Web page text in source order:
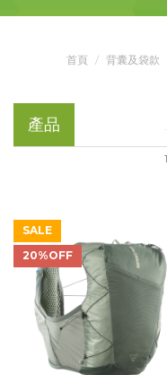
首頁 背囊及袋款
產品
SALE
20%OFF